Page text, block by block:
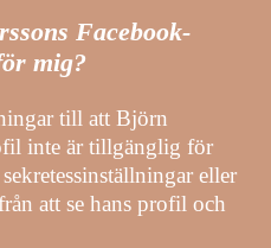
Facebook-
mig?
till att Björn
inte är tillgänglig för
eller
att se hans profil och